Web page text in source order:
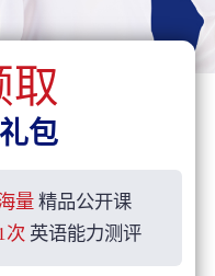
取
包
量 精品公开课
次 英语能力测评